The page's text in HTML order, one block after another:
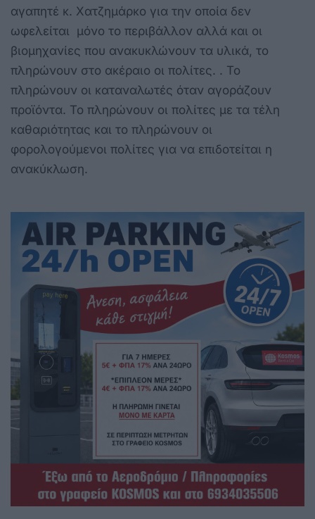
αγαπητέ κ. Χατζημάρκο για την οποία δεν
ωφελείται μόνο το περιβάλλον αλλά και οι
βιομηχανίες που ανακυκλώνουν τα υλικά, το
πληρώνουν στο ακέραιο οι πολίτες. . Το
πληρώνουν οι καταναλωτές όταν αγοράζουν
προϊόντα. Το πληρώνουν οι πολίτες με τα τέλη
καθαριότητας και το πληρώνουν οι
φορολογούμενοι πολίτες για να επιδοτείται η
ανακύκλωση.